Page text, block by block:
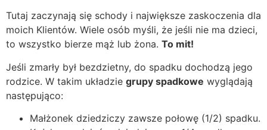
Tutaj zaczynają się schody i największe zaskoczenia dla
moich Klientów. Wiele osób myśli, że jeśli nie ma dzieci,
to wszystko bierze mąż lub żona. To mit!
Jeśli zmarły był bezdzietny, do spadku dochodzą jego
rodzice. W takim układzie grupy spadkowe wyglądają
następująco:
Małżonek dziedziczy zawsze połowę (1/2) spadku.